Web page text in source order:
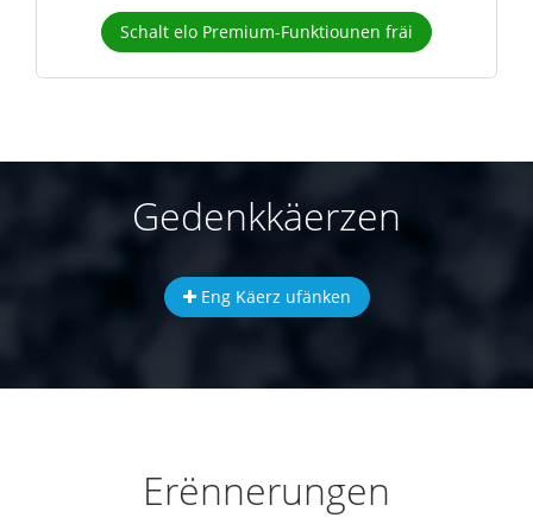
Schalt elo Premium-Funktiounen fräi
Gedenkkäerzen
Eng Käerz ufänken
Erënnerungen